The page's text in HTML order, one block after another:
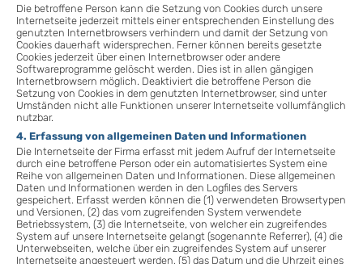
Die betroffene Person kann die Setzung von Cookies durch unsere
Internetseite jederzeit mittels einer entsprechenden Einstellung des
genutzten Internetbrowsers verhindern und damit der Setzung von
Cookies dauerhaft widersprechen. Ferner können bereits gesetzte
Cookies jederzeit über einen Internetbrowser oder andere
Softwareprogramme gelöscht werden. Dies ist in allen gängigen
Internetbrowsern möglich. Deaktiviert die betroffene Person die
Setzung von Cookies in dem genutzten Internetbrowser, sind unter
Umständen nicht alle Funktionen unserer Internetseite vollumfänglich
nutzbar.
4. Erfassung von allgemeinen Daten und Informationen
Die Internetseite der Firma erfasst mit jedem Aufruf der Internetseite
durch eine betroffene Person oder ein automatisiertes System eine
Reihe von allgemeinen Daten und Informationen. Diese allgemeinen
Daten und Informationen werden in den Logfiles des Servers
gespeichert. Erfasst werden können die (1) verwendeten Browsertypen
und Versionen, (2) das vom zugreifenden System verwendete
Betriebssystem, (3) die Internetseite, von welcher ein zugreifendes
System auf unsere Internetseite gelangt (sogenannte Referrer), (4) die
Unterwebseiten, welche über ein zugreifendes System auf unserer
Internetseite angesteuert werden, (5) das Datum und die Uhrzeit eines